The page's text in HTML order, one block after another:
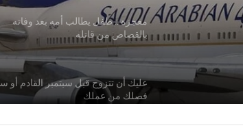
طائرة
عليك أن تتزوج قبل سبتمبر القادم أو
فصلك من عملك
شخص يحضر حفل زفاف بصحبته أسد
الضيوف بعد فقدان السيطرة عليه